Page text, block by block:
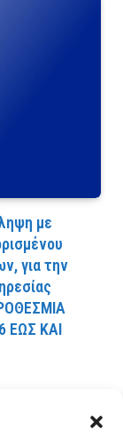
με
για την
EΩΣ KAI